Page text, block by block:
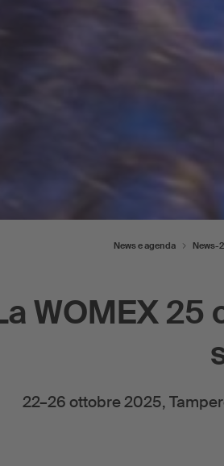
WOMEX
22–26 ottobre 2025,
News e agenda News-